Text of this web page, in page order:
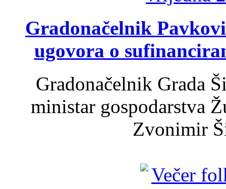
Gradonačelnik
ugovora o
Gradonačelnik Grada
ministar gospodarstva
Zvonimir